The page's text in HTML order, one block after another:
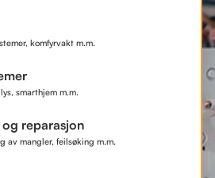
komfyrvakt m.m.
smarthjem m.m.
reparasjon
av mangler, feilsøking m.m.